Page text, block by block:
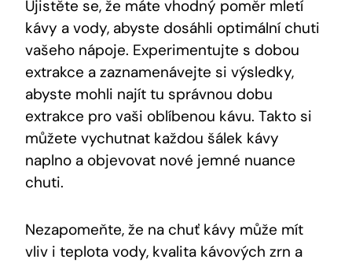
Ujistěte se, že máte vhodný poměr mletí
kávy a vody, abyste dosáhli optimální chuti
vašeho nápoje. Experimentujte s dobou
extrakce a zaznamenávejte si výsledky,
abyste mohli najít tu správnou dobu
extrakce pro vaši oblíbenou kávu. Takto si
můžete vychutnat každou šálek kávy
naplno a objevovat nové jemné nuance
chuti.
Nezapomeňte, že na chuť kávy může mít
vliv i teplota vody, kvalita kávových zrn a